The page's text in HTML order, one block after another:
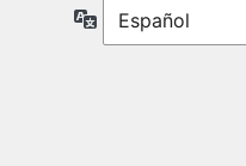
Idioma